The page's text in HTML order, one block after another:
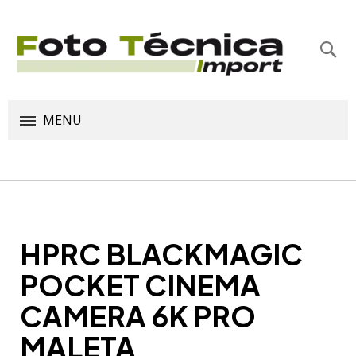
MENU
HPRC BLACKMAGIC
POCKET CINEMA
CAMERA 6K PRO
MALETA